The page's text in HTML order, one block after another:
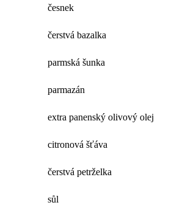
česnek
čerstvá bazalka
parmská šunka
parmazán
extra panenský olivový olej
citronová šťáva
čerstvá petrželka
sůl